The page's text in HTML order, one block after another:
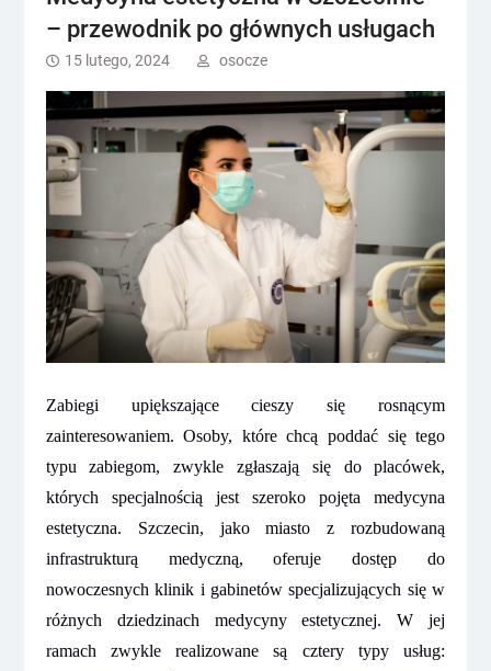
– przewodnik po głównych usługach
15 lutego, 2024 osocze
Zabiegi upiększające cieszy się rosnącym
zainteresowaniem. Osoby, które chcą poddać się tego
typu zabiegom, zwykle zgłaszają się do placówek,
których specjalnością jest szeroko pojęta medycyna
estetyczna. Szczecin, jako miasto z rozbudowaną
infrastrukturą medyczną, oferuje dostęp do
nowoczesnych klinik i gabinetów specjalizujących się w
różnych dziedzinach medycyny estetycznej. W jej
ramach zwykle realizowane są cztery typy usług: